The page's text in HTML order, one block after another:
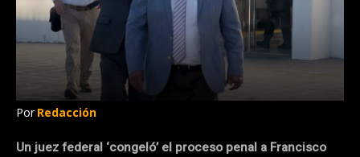
Por Redacción
Un juez federal ‘congeló’ el proceso penal a Francisco